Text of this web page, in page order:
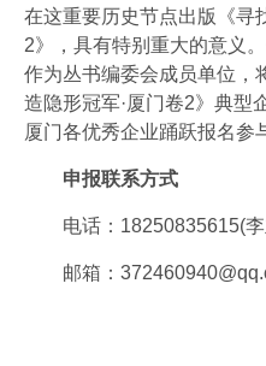
在这重要历史节点出版《寻
2》，具有特别重大的意义
作为丛书编委会成员单位，
造隐形冠军·厦门卷2》典型
厦门各优秀企业踊跃报名参
申报联系方式
电话：18250835615(李
邮箱：